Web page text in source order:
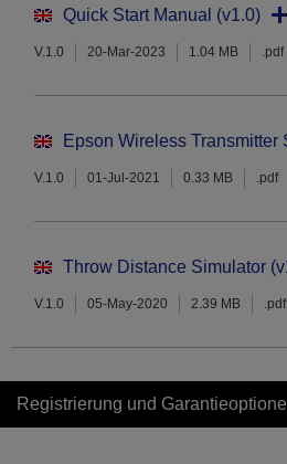
Quick Start Manual (v1.0)
V.1.0 20-Mar-2023 1.04 MB .pdf
Epson Wireless Transmitter
V.1.0 01-Jul-2021 0.33 MB .pdf
Throw Distance Simulator
V.1.0 05-May-2020 2.39 MB .pdf
Registrierung und